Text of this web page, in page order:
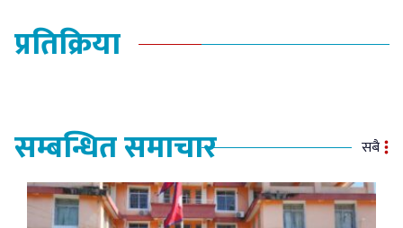
प्रतिक्रिया
सम्बन्धित समाचार सबै